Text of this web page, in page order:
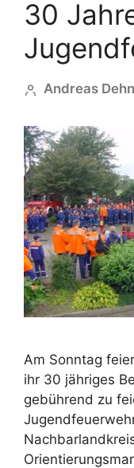
30
Andreas
Am Sonntag
ihr 30 jähriges
gebührend zu